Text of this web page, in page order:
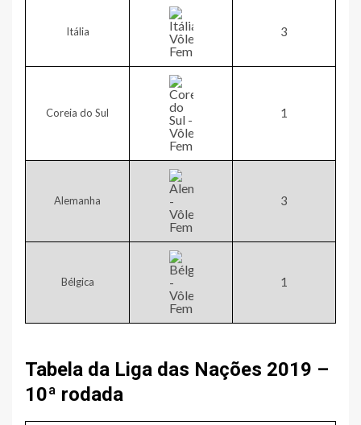
Itália 3​​
Coreia do Sul 1​
Alemanha 3​
Bélgica 1​
Tabela da Liga das Nações 2019 –
10ª rodada